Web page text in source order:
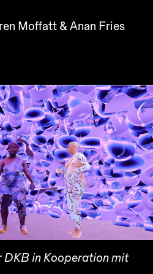
Moffatt & Anan Fries
DKB in Kooperation mit